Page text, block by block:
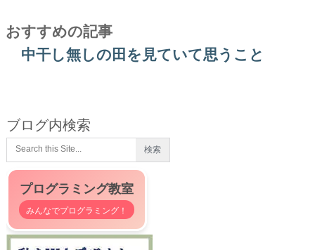
おすすめの記事
中干し無しの田を見ていて思うこと
ブログ内検索
プログラミング教室
みんなでプログラミング！